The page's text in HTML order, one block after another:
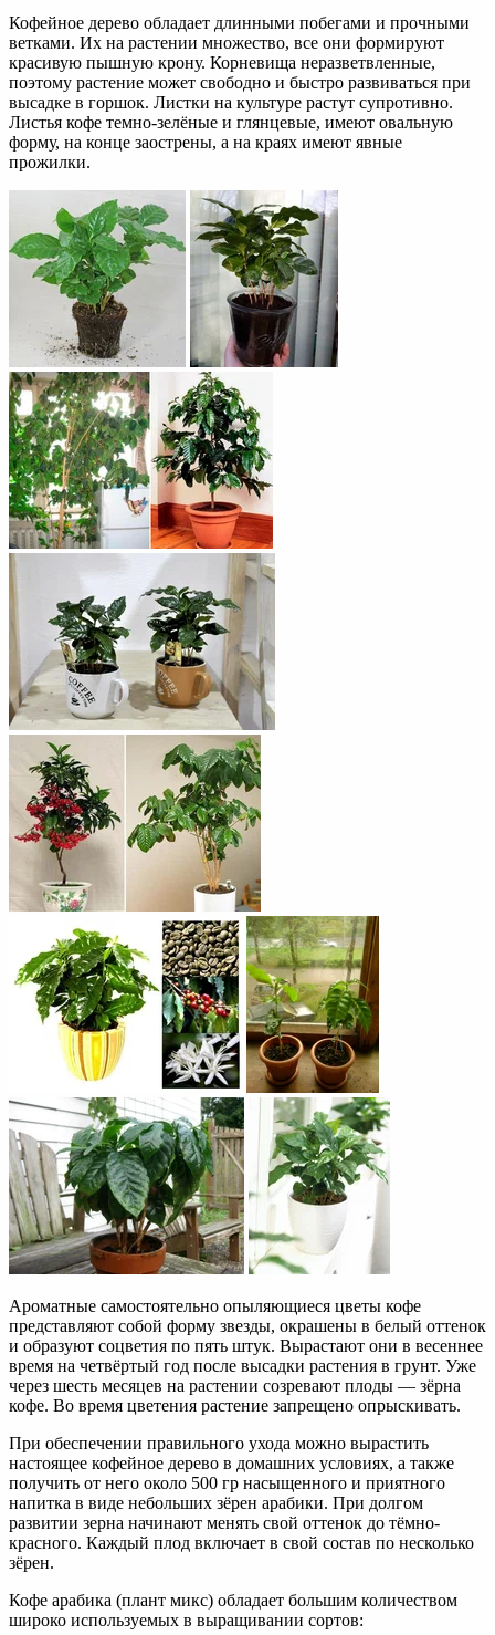
Кофейное дерево обладает длинными побегами и прочными
ветками. Их на растении множество, все они формируют
красивую пышную крону. Корневища неразветвленные,
поэтому растение может свободно и быстро развиваться при
высадке в горшок. Листки на культуре растут супротивно.
Листья кофе темно-зелёные и глянцевые, имеют овальную
форму, на конце заострены, а на краях имеют явные
прожилки.
Ароматные самостоятельно опыляющиеся цветы кофе
представляют собой форму звезды, окрашены в белый оттенок
и образуют соцветия по пять штук. Вырастают они в весеннее
время на четвёртый год после высадки растения в грунт. Уже
через шесть месяцев на растении созревают плоды — зёрна
кофе. Во время цветения растение запрещено опрыскивать.
При обеспечении правильного ухода можно вырастить
настоящее кофейное дерево в домашних условиях, а также
получить от него около 500 гр насыщенного и приятного
напитка в виде небольших зёрен арабики. При долгом
развитии зерна начинают менять свой оттенок до тёмно-
красного. Каждый плод включает в свой состав по несколько
зёрен.
Кофе арабика (плант микс) обладает большим количеством
широко используемых в выращивании сортов: